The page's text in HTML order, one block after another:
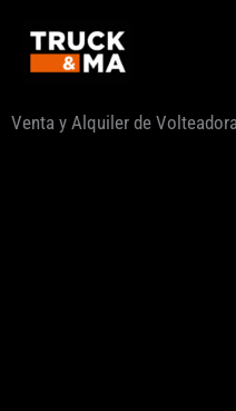
contenido
Venta y Alquiler de